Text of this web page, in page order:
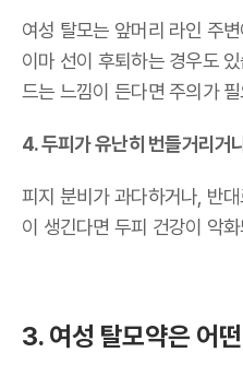
여성 탈모는 앞머리 라인 주
이마 선이 후퇴하는 경우도
드는 느낌이 든다면 주의가
4. 두피가 유난히 번들거리거
피지 분비가 과다하거나, 반
이 생긴다면 두피 건강이 악
3. 여성 탈모약은 어